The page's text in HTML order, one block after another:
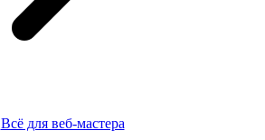
Всё для веб-мастера